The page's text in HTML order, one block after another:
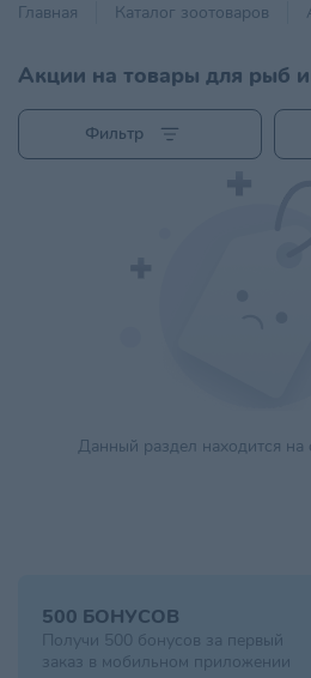
Главная
Каталог зоотоваров
Акции на товары для рыб
Фильтр
Данный раздел находится на
500 БОНУСОВ
Получи 500 бонусов за первый
заказ в мобильном приложении